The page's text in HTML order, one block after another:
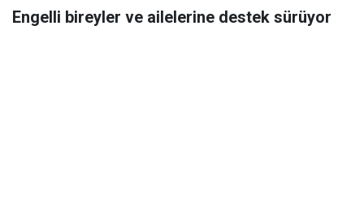
Engelli bireyler ve ailelerine destek sürüyor